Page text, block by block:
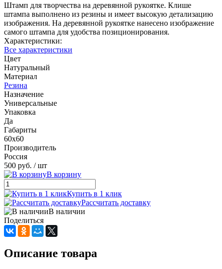
Штамп для творчества на деревянной рукоятке. Клише
штампа выполнено из резины и имеет высокую детализацию
изображения. На деревянной рукоятке нанесено изображение
самого штампа для удобства позиционирования.
Характеристики:
Все характеристики
Цвет
Натуральный
Материал
Резина
Назначение
Универсальные
Упаковка
Да
Габариты
60х60
Производитель
Россия
500 руб. / шт
В корзину
Купить в 1 клик
Рассчитать доставку
В наличии
Поделиться
Описание товара